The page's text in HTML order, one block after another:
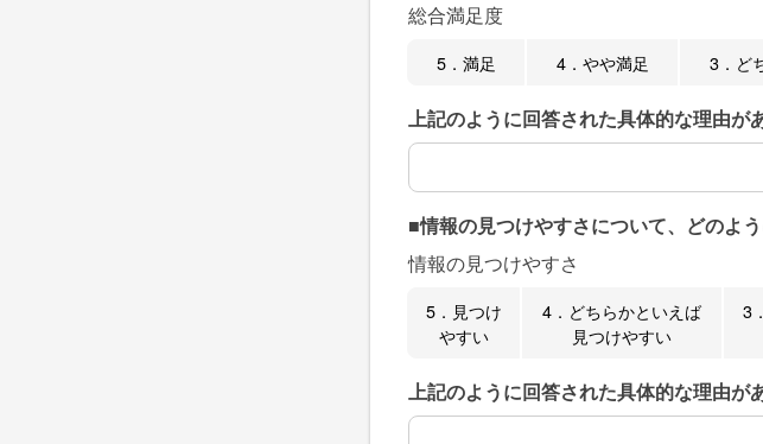
総合満足度
5．満足 4．やや満足 3．ど
上記のように回答された具体的な理由が
上記のように回答された具体的な理由が
■情報の見つけやすさについて、どのよ
情報の見つけやすさ
5．見つけ
やすい
4．どちらかといえば
見つけやすい
3
上記のように回答された具体的な理由が
上記のように回答された具体的な理由が